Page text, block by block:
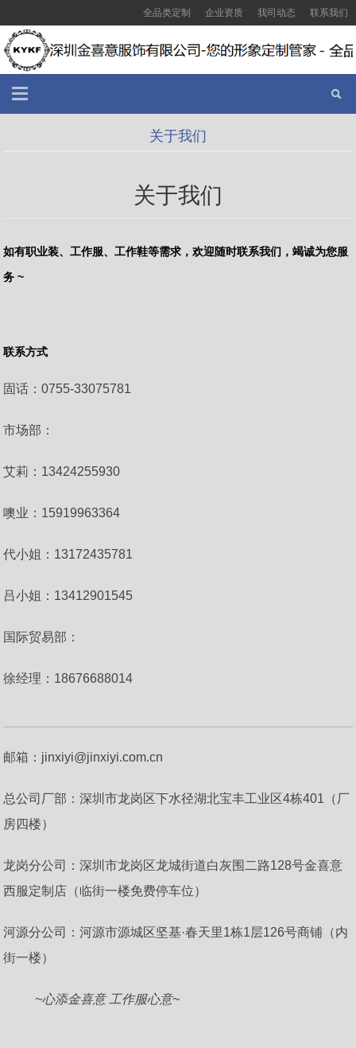
全品类定制 企业资质 我司动态 联系我们
关于我们
关于我们
如有职业装、工作服、工作鞋等需求，欢迎随时联系我们，竭诚为您服
务 ~
联系方式
固话：0755-33075781
市场部：
艾莉：13424255930
噢业：15919963364
代小姐：13172435781
吕小姐：13412901545
国际贸易部：
徐经理：18676688014
邮箱：jinxiyi@jinxiyi.com.cn
总公司厂部：深圳市龙岗区下水径湖北宝丰工业区4栋401（厂
房四楼）
龙岗分公司：深圳市龙岗区龙城街道白灰围二路128号金喜意
西服定制店（临街一楼免费停车位）
河源分公司：河源市源城区坚基·春天里1栋1层126号商铺（内
街一楼）
~心添金喜意 工作服心意~